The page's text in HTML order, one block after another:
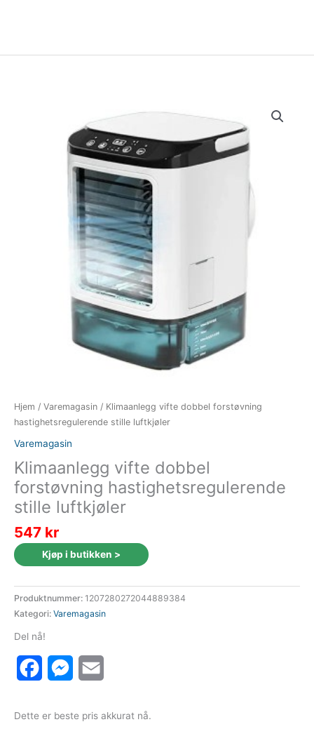
Hjem / Varemagasin / Klimaanlegg vifte dobbel forstøvning
hastighetsregulerende stille luftkjøler
Varemagasin
Klimaanlegg vifte dobbel
forstøvning hastighetsregulerende
stille luftkjøler
547 kr
Kjøp i butikken >
Produktnummer: 1207280272044889384
Kategori: Varemagasin
Del nå!
FacebookMessenger
Dette er beste pris akkurat nå.